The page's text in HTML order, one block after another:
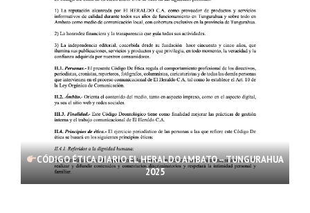
CÓDIGO ÉTICA DIARIO EL HERALDO AMBATO – TUNGURAHUA
2025